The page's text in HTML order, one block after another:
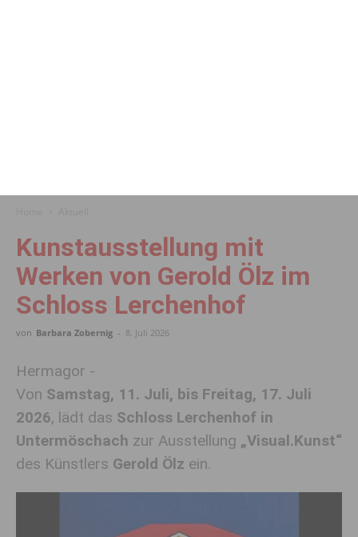
Kunstausstellung mit
Werken von Gerold Ölz im
Schloss Lerchenhof
von Barbara Zobernig - 8. Juli 2026
Hermagor -
Von Samstag, 11. Juli, bis Freitag, 17. Juli
2026, lädt das Schloss Lerchenhof in
Untermöschach zur Ausstellung „Visual.Kunst“
des Künstlers Gerold Ölz ein.